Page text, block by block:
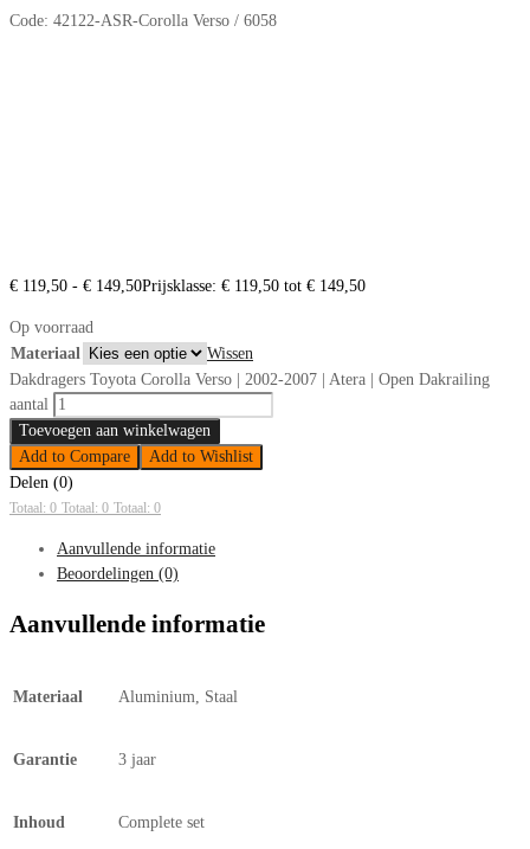
Code: 42122-ASR-Corolla Verso / 6058
€ 119,50 - € 149,50Prijsklasse: € 119,50 tot € 149,50
Op voorraad
Materiaal
Wissen
Dakdragers Toyota Corolla Verso | 2002-2007 | Atera | Open Dakrailing
aantal
Toevoegen aan winkelwagen
Add to Compare
Add to Wishlist
Delen (0)
Totaal: 0 Totaal: 0 Totaal: 0
Aanvullende informatie
Beoordelingen (0)
Aanvullende informatie
Materiaal Aluminium, Staal
Garantie 3 jaar
Inhoud Complete set